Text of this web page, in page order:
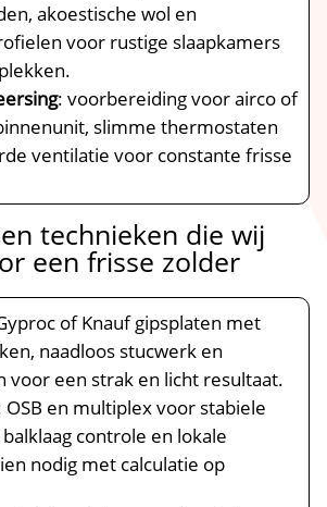
akoestische wol en
voor rustige slaapkamers
: voorbereiding voor airco of
slimme thermostaten
ventilatie voor constante frisse
technieken die wij
een frisse zolder
of Knauf gipsplaten met
naadloos stucwerk en
voor een strak en licht resultaat.​
OSB en multiplex voor stabiele
controle en lokale
nodig met calculatie op